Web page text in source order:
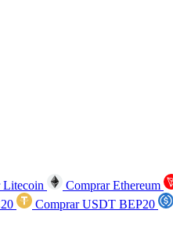
Litecoin Comprar Ethereum
Comprar USDT BEP20